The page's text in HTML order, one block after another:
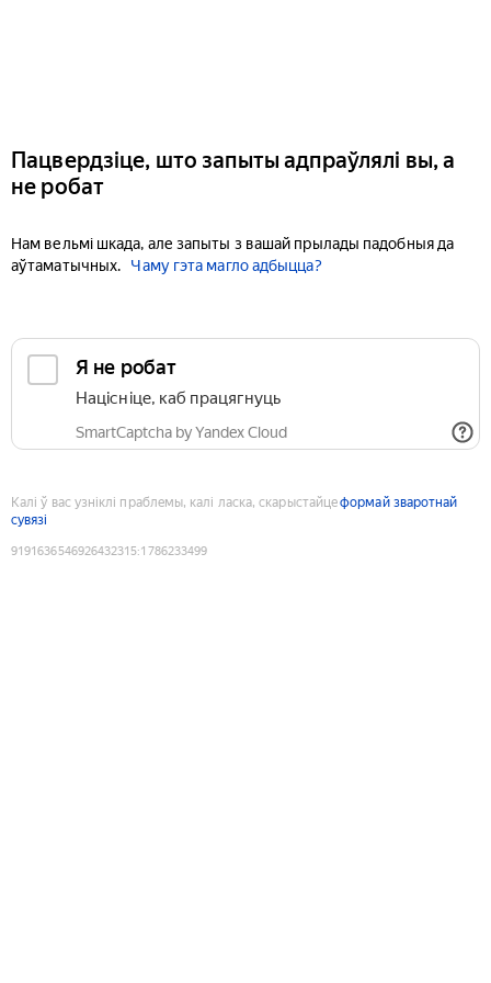
Пацвердзіце, што запыты адпраўлялі вы, а
не робат
Нам вельмі шкада, але запыты з вашай прылады падобныя да
аўтаматычных.
Чаму гэта магло адбыцца?
Я не робат
Націсніце, каб працягнуць
SmartCaptcha by Yandex Cloud
Калі ў вас узніклі праблемы, калі ласка, скарыстайцеформай зваротнай
сувязі
9191636546926432315:1786233499